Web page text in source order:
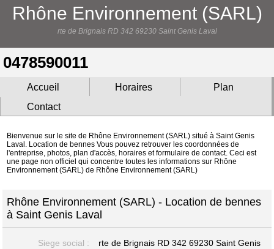
Rhône Environnement (SARL)
rte de Brignais RD 342 69230 Saint Genis Laval
0478590011
Accueil Horaires
Plan
Contact
Bienvenue sur le site de Rhône Environnement (SARL) situé à Saint Genis
Laval. Location de bennes Vous pouvez retrouver les coordonnées de
l'entreprise, photos, plan d'accès, horaires et formulaire de contact. Ceci est
une page non officiel qui concentre toutes les informations sur Rhône
Environnement (SARL) de Rhône Environnement (SARL)
Rhône Environnement (SARL) - Location de bennes
à Saint Genis Laval
Siege social : rte de Brignais RD 34269230 Saint Genis